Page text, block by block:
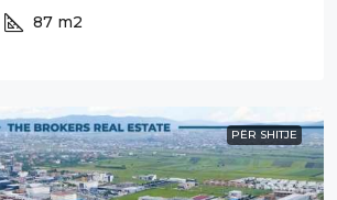
87 m2
PËR SHITJE